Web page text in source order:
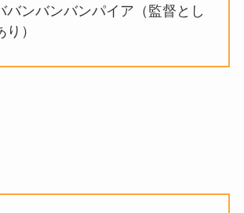
バンバンバンパイア（監督とし
）